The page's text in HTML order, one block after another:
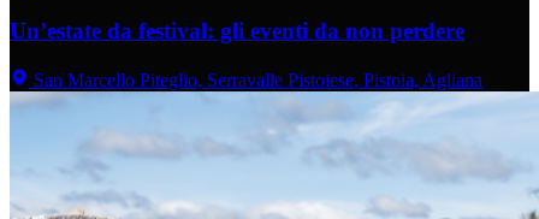
Un’estate da festival: gli eventi da non perdere
San Marcello Piteglio, Serravalle Pistoiese, Pistoia, Agliana